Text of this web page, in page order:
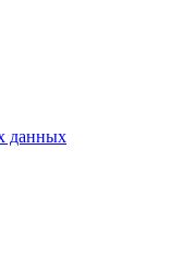
данных